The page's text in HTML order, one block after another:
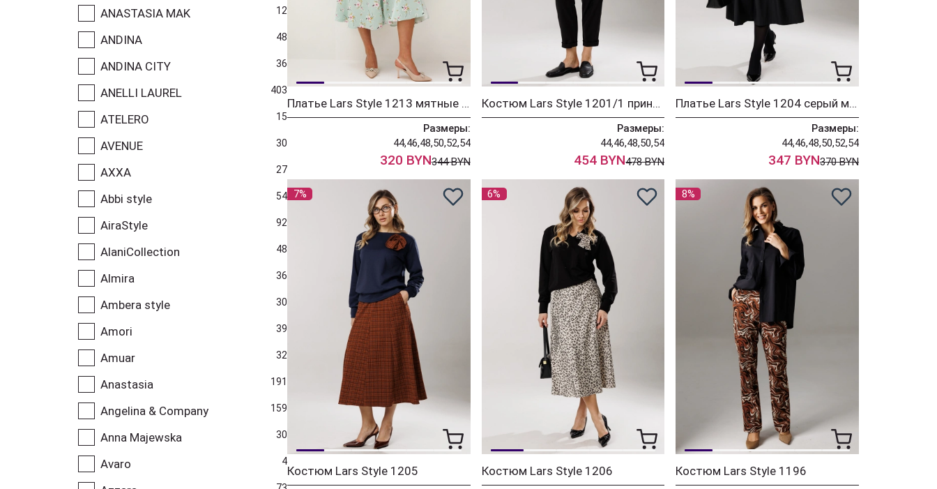
ANASTASIA MAK 12
ANDINA 48
ANDINA CITY 36
ANELLI LAUREL 403
ATELERO 15
AVENUE 30
AXXA 27
Abbi style 54
AiraStyle 92
AlaniCollection 48
Almira 36
Ambera style 30
Amori 39
Amuar 32
Anastasia 191
Angelina & Company 159
Anna Majewska 30
Avaro 4
Платье Lars Style 1213 мятные оттенки+цветочный принт
Размеры:
44,46,48,50,52,54
320 BYN344 BYN
Костюм Lars Style 1201/1 принт лапка
Размеры:
44,46,48,50,54
454 BYN478 BYN
Платье Lars Style 1204 серый меланж+черный
Размеры:
44,46,48,50,52,54
347 BYN370 BYN
7%
Костюм Lars Style 1205
6%
Костюм Lars Style 1206
8%
Костюм Lars Style 1196